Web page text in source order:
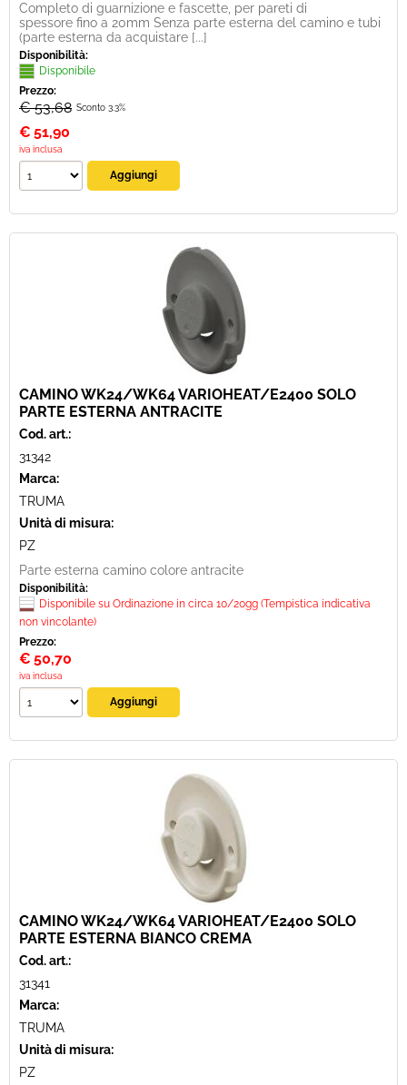
Completo di guarnizione e fascette, per pareti di
spessore fino a 20mm Senza parte esterna del camino e tubi
(parte esterna da acquistare [...]
Disponibilità:
Disponibile
Prezzo:
€ 53,68 Sconto 3.3%
€ 51,90
iva inclusa
CAMINO WK24/WK64 VARIOHEAT/E2400 SOLO
PARTE ESTERNA ANTRACITE
Cod. art.:
31342
Marca:
TRUMA
Unità di misura:
PZ
Parte esterna camino colore antracite
Disponibilità:
Disponibile su Ordinazione in circa 10/20gg (Tempistica indicativa
non vincolante)
Prezzo:
€ 50,70
iva inclusa
CAMINO WK24/WK64 VARIOHEAT/E2400 SOLO
PARTE ESTERNA BIANCO CREMA
Cod. art.:
31341
Marca:
TRUMA
Unità di misura:
PZ